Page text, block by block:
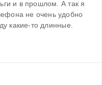
и в прошлом. А так я
не очень удобно
какие-то длинные.